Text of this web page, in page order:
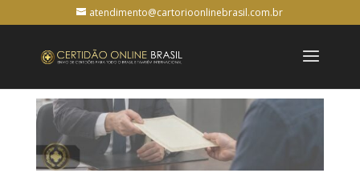
atendimento@cartorioonlinebrasil.com.br